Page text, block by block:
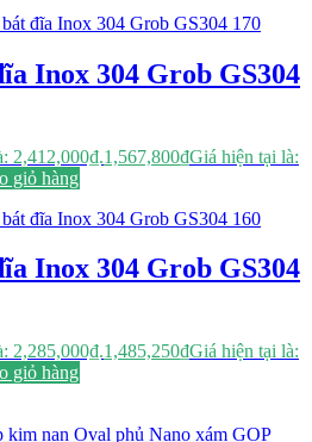
Inox 304 Grob GS304
2,412,000₫.1,567,800₫Giá hiện tại là:
giỏ hàng
Inox 304 Grob GS304
2,285,000₫.1,485,250₫Giá hiện tại là:
giỏ hàng